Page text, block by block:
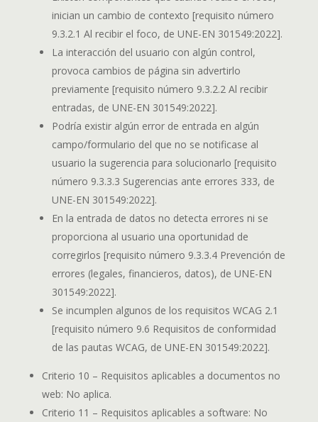
inician un cambio de contexto [requisito número
9.3.2.1 Al recibir el foco, de UNE-EN 301549:2022].
La interacción del usuario con algún control,
provoca cambios de página sin advertirlo
previamente [requisito número 9.3.2.2 Al recibir
entradas, de UNE-EN 301549:2022].
Podría existir algún error de entrada en algún
campo/formulario del que no se notificase al
usuario la sugerencia para solucionarlo [requisito
número 9.3.3.3 Sugerencias ante errores 333, de
UNE-EN 301549:2022].
En la entrada de datos no detecta errores ni se
proporciona al usuario una oportunidad de
corregirlos [requisito número 9.3.3.4 Prevención de
errores (legales, financieros, datos), de UNE-EN
301549:2022].
Se incumplen algunos de los requisitos WCAG 2.1
[requisito número 9.6 Requisitos de conformidad
de las pautas WCAG, de UNE-EN 301549:2022].
Criterio 10 – Requisitos aplicables a documentos no
web: No aplica.
Criterio 11 – Requisitos aplicables a software: No